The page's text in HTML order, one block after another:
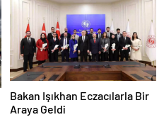
Bakan Işıkhan Eczacılarla Bir
Araya Geldi